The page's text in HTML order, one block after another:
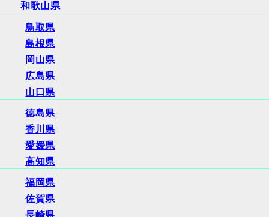
和歌山県
鳥取県
島根県
岡山県
広島県
山口県
徳島県
香川県
愛媛県
高知県
福岡県
佐賀県